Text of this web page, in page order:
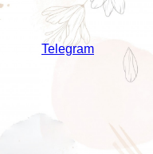
Telegram